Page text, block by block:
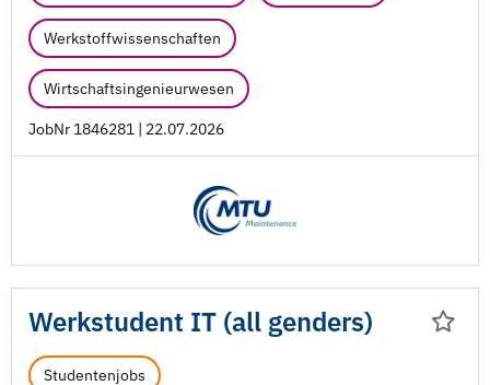
Werkstoffwissenschaften
Wirtschaftsingenieurwesen
JobNr 1846281 | 22.07.2026
Werkstudent IT (all genders)
Studentenjobs